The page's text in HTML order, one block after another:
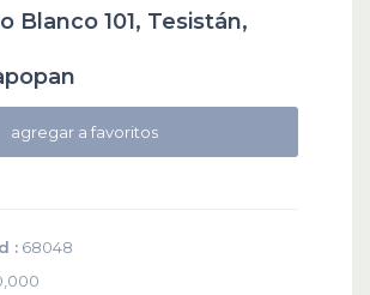
Blanco 101, Tesistán,
agregar a favoritos
: 68048